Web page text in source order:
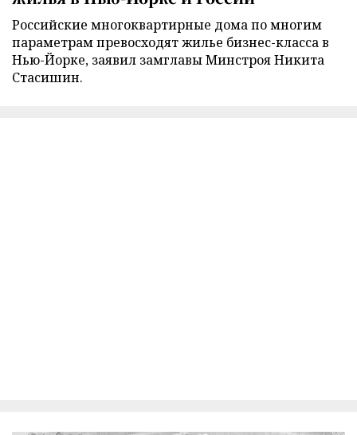
Российские многоквартирные дома по многим
параметрам превосходят жилье бизнес-класса в
Нью-Йорке, заявил замглавы Минстроя Никита
Стасишин.